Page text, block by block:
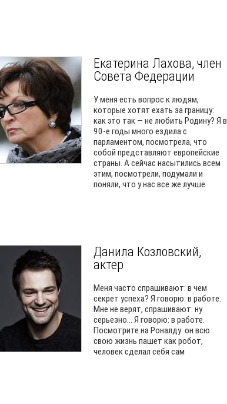
Екатерина Лахова, член
Совета Федерации
У меня есть вопрос к людям,
которые хотят ехать за границу:
как это так — не любить Родину? Я в
90-е годы много ездила с
парламентом, посмотрела, что
собой представляют европейские
страны. А сейчас насытились всем
этим, посмотрели, подумали и
поняли, что у нас все же лучше
Данила Козловский,
актер
Меня часто спрашивают: в чем
секрет успеха? Я говорю: в работе.
Мне не верят, спрашивают: ну
серьезно... Я говорю: в работе.
Посмотрите на Роналду: он всю
свою жизнь пашет как робот,
человек сделал себя сам